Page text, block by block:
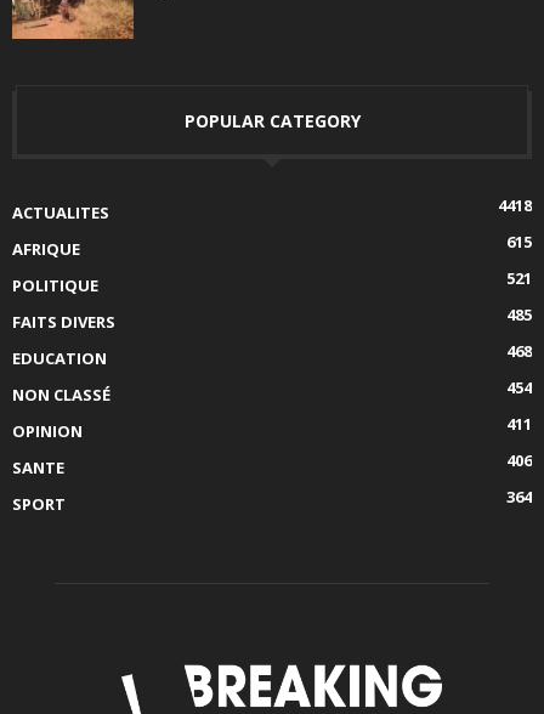
POPULAR CATEGORY
ACTUALITES
4418
AFRIQUE
615
POLITIQUE
521
FAITS DIVERS
485
EDUCATION
468
NON CLASSÉ
454
OPINION
411
SANTE
406
SPORT
364